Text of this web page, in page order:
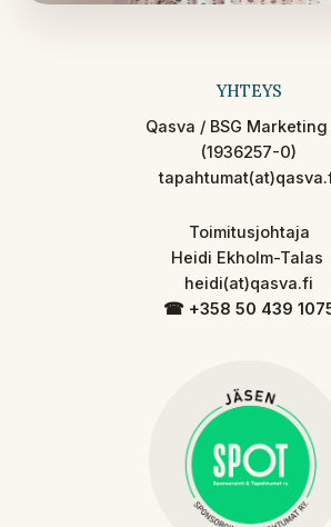
YHTEYS
Qasva / BSG Marketing
(1936257-0)
Toimitusjohtaja
Heidi Ekholm-Talas
heidi(at)qasva.fi
☎︎ +358 50 439